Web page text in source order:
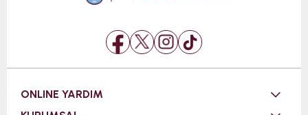
ONLINE YARDIM